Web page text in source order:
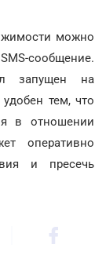
можно
сообщение.
на
тем, что
в отношении
оперативно
и пресечь